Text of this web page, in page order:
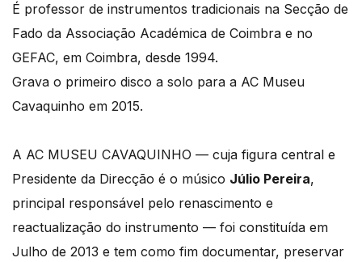
É professor de instrumentos tradicionais na Secção de
Fado da Associação Académica de Coimbra e no
GEFAC, em Coimbra, desde 1994.
Grava o primeiro disco a solo para a AC Museu
Cavaquinho em 2015.
A AC MUSEU CAVAQUINHO — cuja figura central e
Presidente da Direcção é o músico Júlio Pereira,
principal responsável pelo renascimento e
reactualização do instrumento — foi constituída em
Julho de 2013 e tem como fim documentar, preservar